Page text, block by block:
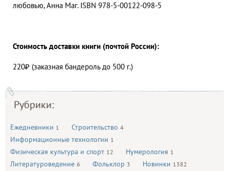
Рубрики:
Ежедневники 1 Строительство 4
Информационные технологии 1
Физическая культура и спорт 12 Нумерология 1
Литературоведение 6 Фольклор 3 Новинки 1382
любовью, Анна Маг. ISBN 978-5-00122-098-5
Стоимость доставки книги (почтой России):
220₽ (заказная бандероль до 500 г.)